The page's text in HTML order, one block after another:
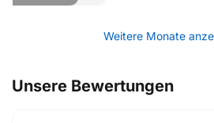
Weitere Monate
Unsere Bewertungen